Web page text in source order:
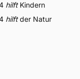
hilftKindern
hilftder Natur